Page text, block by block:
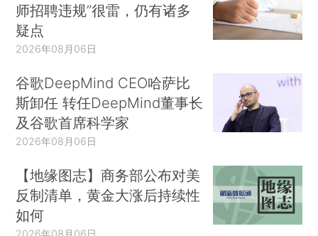
师招聘违规”很雷，仍有诸多
疑点
2026年08月06日
谷歌DeepMind CEO哈萨比
斯卸任 转任DeepMind董事长
及谷歌首席科学家
2026年08月06日
【地缘图志】商务部公布对美
反制清单，黄金大涨后持续性
如何
2026年08月06日